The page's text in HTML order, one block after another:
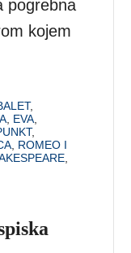
pogrebna
kojem
,
, EVA,
,
, ROMEO I
,